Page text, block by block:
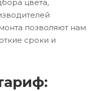
цвета,
позволяют нам
сроки и